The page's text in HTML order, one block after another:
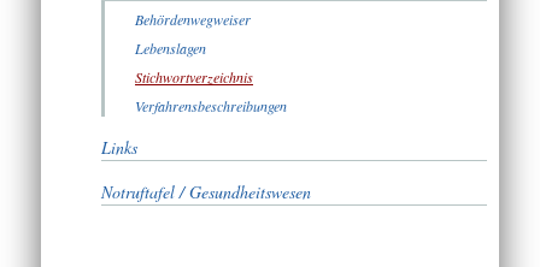
Behördenwegweiser
Lebenslagen
Stichwortverzeichnis
Verfahrensbeschreibungen
Links
Notruftafel / Gesundheitswesen